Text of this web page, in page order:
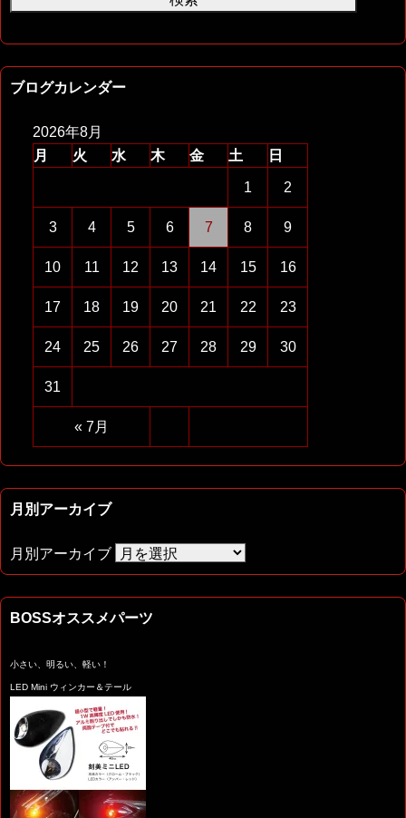
ブログカレンダー
2026年8月
月
火 水 木 金 土 日
« 7月
1 2
3 4 5 6 7 8 9
10 11 12 13 14 15 16
17 18 19 20 21 22 23
24 25 26 27 28 29 30
31
月別アーカイブ
月別アーカイブ
BOSSオススメパーツ
小さい、明るい、軽い！
LED Mini ウィンカー＆テール